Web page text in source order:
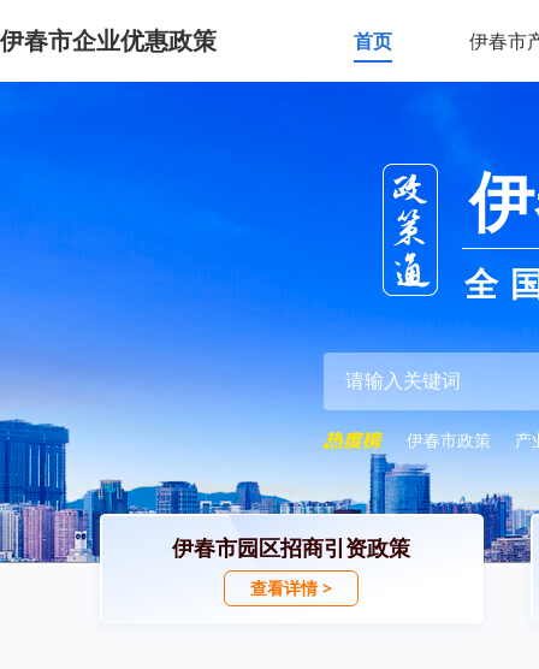
伊春市企业优惠政策 首页 伊春市
全
伊春市政策 产
伊春市园区招商引资政策
查看详情 >